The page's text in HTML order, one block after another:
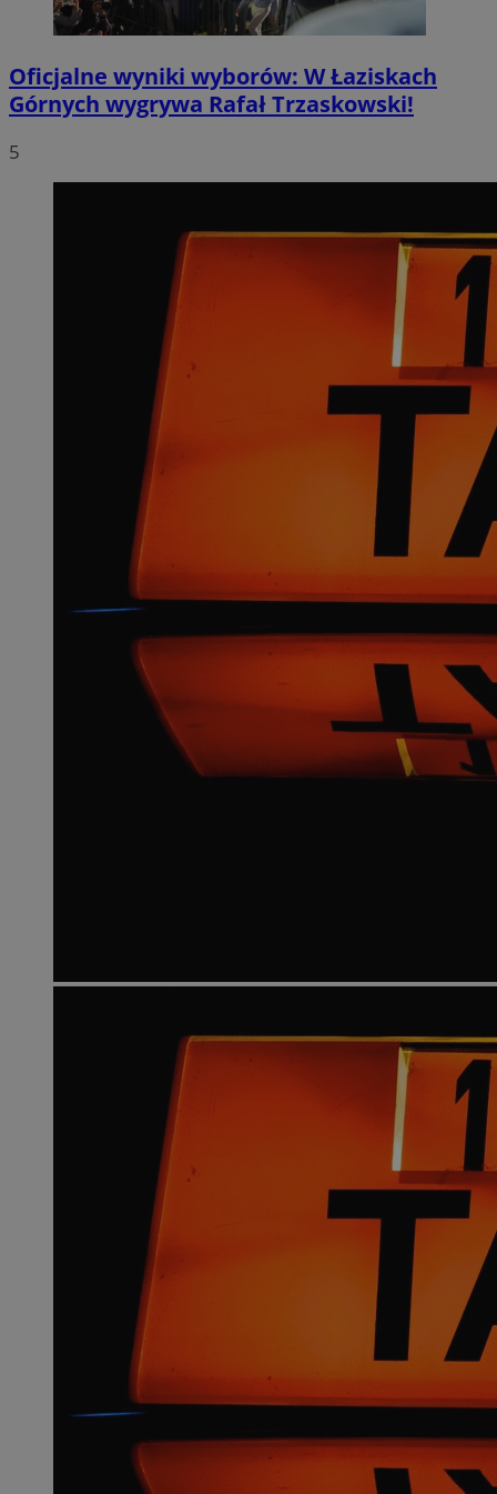
Oficjalne wyniki wyborów: W Łaziskach
Górnych wygrywa Rafał Trzaskowski!
5